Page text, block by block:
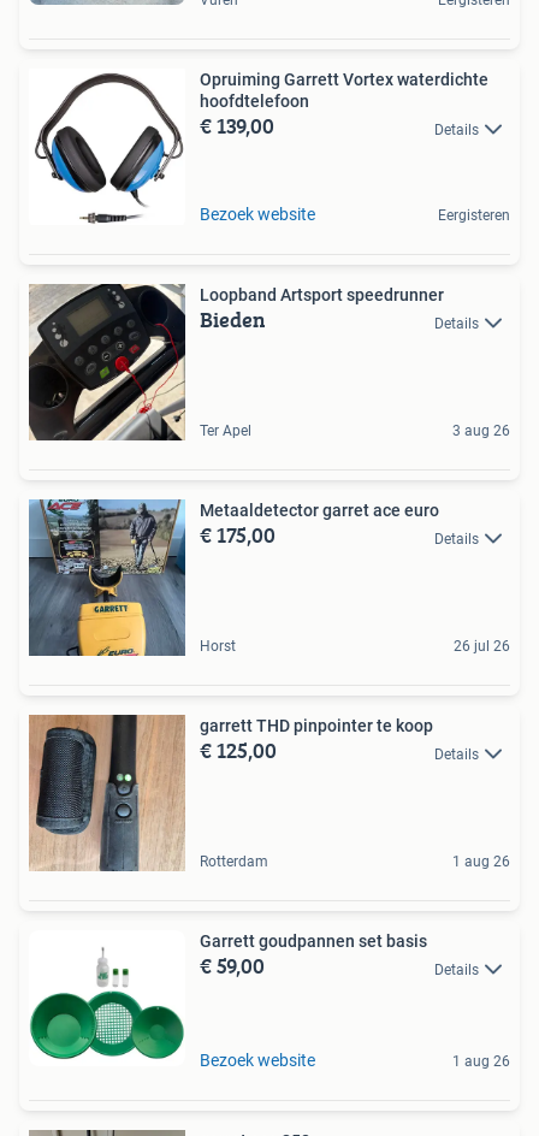
Opruiming Garrett Vortex waterdichte
hoofdtelefoon
€ 139,00 Details
Bezoek website Eergisteren
Loopband Artsport speedrunner
Bieden Details
Ter Apel 3 aug 26
Metaaldetector garret ace euro
€ 175,00 Details
Horst 26 jul 26
garrett THD pinpointer te koop
€ 125,00 Details
Rotterdam 1 aug 26
Garrett goudpannen set basis
€ 59,00 Details
Bezoek website 1 aug 26